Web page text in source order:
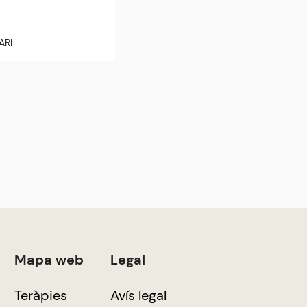
Mapa web
Teràpies
Legal
Avís legal